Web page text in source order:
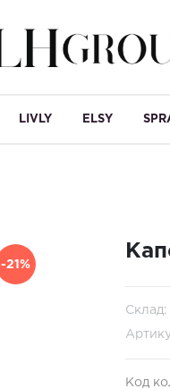
LIVLY ELSY
-21%
Склад:
Код